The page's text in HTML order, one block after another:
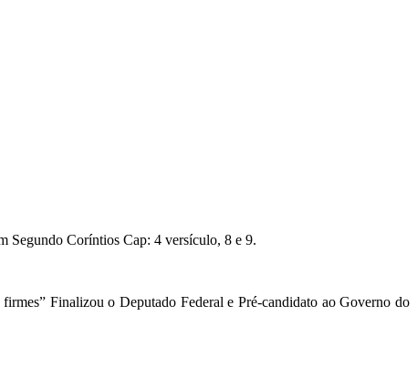
Segundo Coríntios Cap: 4 versículo, 8 e 9.
Finalizou o Deputado Federal e Pré-candidato ao Governo do